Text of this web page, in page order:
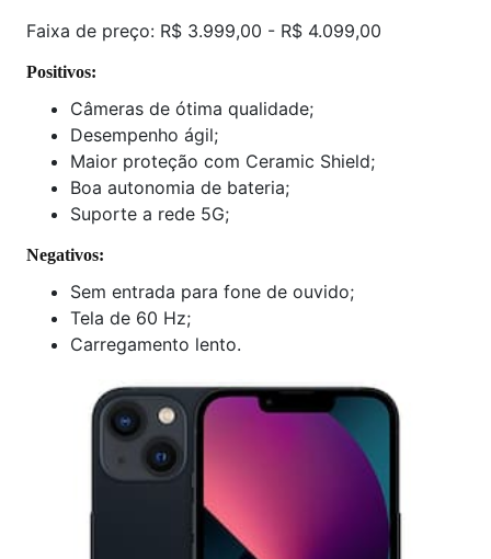
Faixa de preço: R$ 3.999,00 - R$ 4.099,00
Positivos:
Câmeras de ótima qualidade;
Desempenho ágil;
Maior proteção com Ceramic Shield;
Boa autonomia de bateria;
Suporte a rede 5G;
Negativos:
Sem entrada para fone de ouvido;
Tela de 60 Hz;
Carregamento lento.